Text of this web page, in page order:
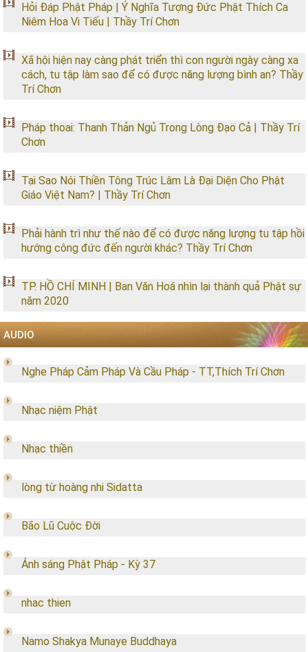
Hỏi Đáp Phật Pháp | Ý Nghĩa Tượng Đức Phật Thích Ca
Niêm Hoa Vi Tiếu | Thầy Trí Chơn
Xã hội hiện nay càng phát triển thì con người ngày càng xa
cách, tu tập làm sao để có được năng lượng bình an? Thầy
Trí Chơn
Pháp thoai: Thanh Thản Ngủ Trong Lòng Đạo Cả | Thầy Trí
Chơn
Tại Sao Nói Thiền Tông Trúc Lâm Là Đại Diện Cho Phật
Giáo Việt Nam? | Thầy Trí Chơn
Phải hành trì như thế nào để có được năng lượng tu tập hồi
hướng công đức đến người khác? Thầy Trí Chơn
TP. HỒ CHÍ MINH | Ban Văn Hoá nhìn lại thành quả Phật sự
năm 2020
AUDIO
Nghe Pháp Cảm Pháp Và Cầu Pháp - TT,Thích Trí Chơn
Nhạc niệm Phật
Nhạc thiền
lòng từ hoàng nhi Sidatta
Bão Lũ Cuộc Đời
Ánh sáng Phật Pháp - Kỳ 37
nhac thien
Namo Shakya Munaye Buddhaya